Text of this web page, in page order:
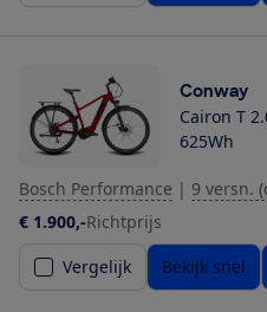
Conway
Cairon T
625Wh
Bosch Performance | 9 versn.
€ 1.900,-Richtprijs
Vergelijk
Bekijk snel